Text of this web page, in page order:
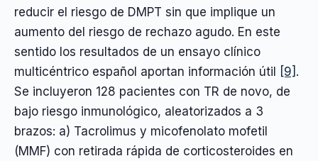
reducir el riesgo de DMPT sin que implique un
aumento del riesgo de rechazo agudo. En este
sentido los resultados de un ensayo clínico
multicéntrico español aportan información útil [9] .
Se incluyeron 128 pacientes con TR de novo, de
bajo riesgo inmunológico, aleatorizados a 3
brazos: a) Tacrolimus y micofenolato mofetil
(MMF) con retirada rápida de corticosteroides en